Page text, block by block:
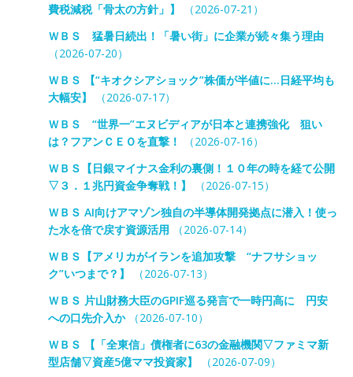
費税減税「骨太の方針」】
（2026-07-21）
ＷＢＳ 猛暑日続出！「暑い街」に企業が続々集う理由
（2026-07-20）
ＷＢＳ 【“キオクシアショック”株価が半値に…日経平均も
大幅安】
（2026-07-17）
ＷＢＳ “世界一”エヌビディアが日本と連携強化 狙い
は？フアンＣＥＯを直撃！
（2026-07-16）
ＷＢＳ【日銀マイナス金利の裏側！１０年の時を経て公開
▽３．１兆円資金争奪戦！】
（2026-07-15）
ＷＢＳ AI向けアマゾン独自の半導体開発拠点に潜入！使っ
た水を倍で戻す資源活用 （2026-07-14）
ＷＢＳ【アメリカがイランを追加攻撃 “ナフサショッ
ク”いつまで？】
（2026-07-13）
ＷＢＳ 片山財務大臣のGPIF巡る発言で一時円高に 円安
への口先介入か（2026-07-10）
ＷＢＳ 【「全東信」債権者に63の金融機関▽ファミマ新
型店舗▽資産5億ママ投資家】
（2026-07-09）